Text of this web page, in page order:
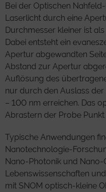
Bei der Optischen
Laserlicht durch eine
Durchmesser kleiner ist
Dabei entsteht ein
Apertur abgewandten
Abstand zur Apertur
Auflösung des
nur durch den Auslass
– 100 nm erreichen. Das
Abrastern der Probe
Typische Anwendungen
Nanotechnologie-
Nano-Photonik und Nano-
Lebenswissenschaften
mit SNOM optisch-kleine